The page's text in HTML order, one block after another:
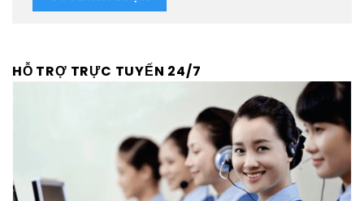
HỖ TRỢ TRỰC TUYẾN 24/7